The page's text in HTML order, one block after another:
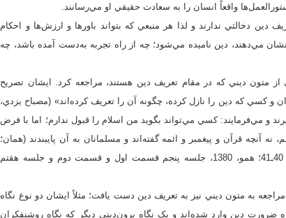
واقعاً انسان را به سعادت حقيقي او مي‌رسانند.
دخالتي ندارند و لذا هر منبعي که بتواند باورها و ارزش‌ها و احکام
مي‌دهند، دين ناميده مي‌شود؛ چه از راه تجربه به‌دست آمده باشد، چه
از متون ديني که در مقام تعريف دين هستند، مراجعه کرد. ايشان تصريح
و کسي که دين را نازل کرده، چگونه آن را تعريف کرده‌اند» (مصباح يزدي،
نمي‌پذيرند و مي‌فرمايند: کسي مي‌تواند بگويد من اسلام را قبول ندارم؛ اما با فرض
آنچه قرآن و پيغمبر و ائمه گفته‌اند و مسلمانان به آن پايبندند (همان؛
ر.ک: مصباح يزدي، 1394د، ص 289؛ همو، 1396، ج 1، ص 38، 40ـ41؛ همو، 1380، جلسه پنجم قسمت اول و قسمت دوم و جلسه هقتم
به متون ديني نيز به تعريف دين دست يافت؛ مثلاً ايشان دو نوع نگاه
ضرورت دين وارد شده‌اند و يک نگاه برون‌ديني ديگر که نگاه روشنفکران